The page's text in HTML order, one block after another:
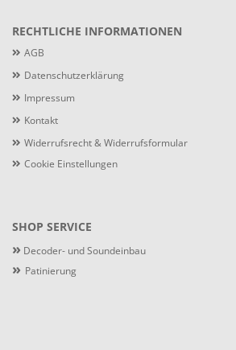
RECHTLICHE INFORMATIONEN
AGB
Datenschutzerklärung
Impressum
Kontakt
Widerrufsrecht & Widerrufsformular
Cookie Einstellungen
SHOP SERVICE
» Decoder- und Soundeinbau
» Patinierung